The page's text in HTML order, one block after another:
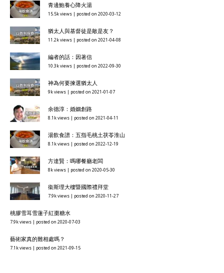
青邊鮑養心降火湯
15.5k views | posted on 2020-03-12
猶太人與基督徒是敵是友？
11.2k views | posted on 2021-04-08
編者的話：因著信
10.3k views | posted on 2022-09-30
神為何要揀選猶太人
9k views | posted on 2021-01-07
余德淳：婚姻創路
8.1k views | posted on 2021-04-11
湯飲食譜：五指毛桃土茯苓淮山
8.1k views | posted on 2022-12-19
方達賢：嗎哪餐廳老闆
8k views | posted on 2020-05-30
衞斯理大樓暨國際禮拜堂
7.9k views | posted on 2020-11-27
桃膠雪耳雪蓮子紅棗糖水
7.9k views | posted on 2020-07-03
藝術家真的難相處嗎？
7.1k views | posted on 2021-09-15